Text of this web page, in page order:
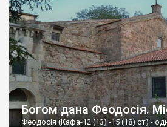
Богом дана Феодосія.
Феодосія (Кафа-12 (13) -15 (18) ст) -